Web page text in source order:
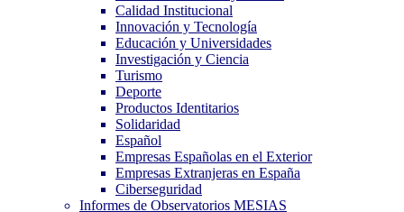
Calidad Institucional
Innovación y Tecnología
Educación y Universidades
Investigación y Ciencia
Turismo
Deporte
Productos Identitarios
Solidaridad
Español
Empresas Españolas en el Exterior
Empresas Extranjeras en España
Ciberseguridad
Informes de Observatorios MESIAS